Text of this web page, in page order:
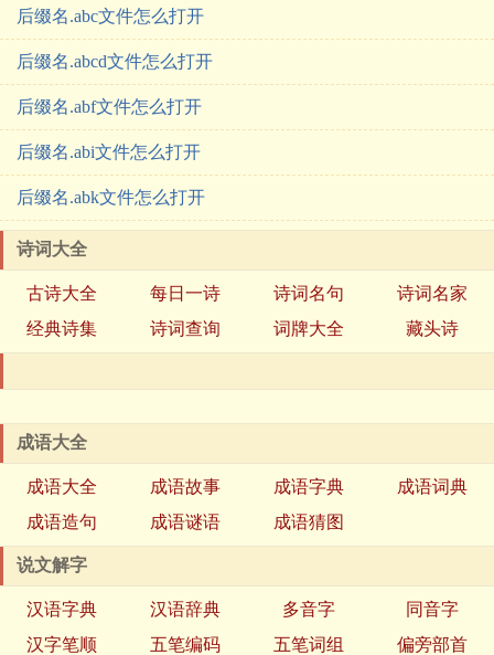
后缀名.abc文件怎么打开
后缀名.abcd文件怎么打开
后缀名.abf文件怎么打开
后缀名.abi文件怎么打开
后缀名.abk文件怎么打开
诗词大全
古诗大全 每日一诗 诗词名句
诗词名家
经典诗集
诗词查询 词牌大全 藏头诗
成语大全
成语大全 成语故事 成语字典
成语词典
成语造句
成语谜语 成语猜图
说文解字
汉语字典 汉语辞典 多音字
同音字
汉字笔顺
五笔编码 五笔词组
偏旁部首